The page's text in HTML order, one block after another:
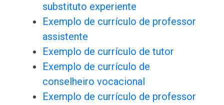
substituto experiente
Exemplo de currículo de professor
assistente
Exemplo de currículo de tutor
Exemplo de currículo de
conselheiro vocacional
Exemplo de currículo de professor